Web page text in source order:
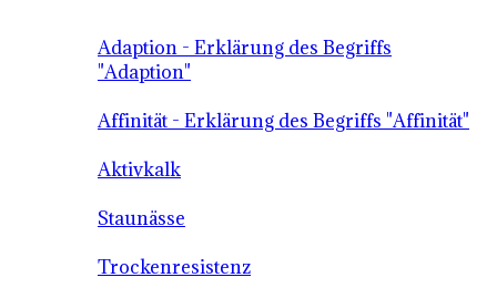
Adaption - Erklärung des Begriffs
"Adaption"
Affinität - Erklärung des Begriffs "Affinität"
Aktivkalk
Staunässe
Trockenresistenz